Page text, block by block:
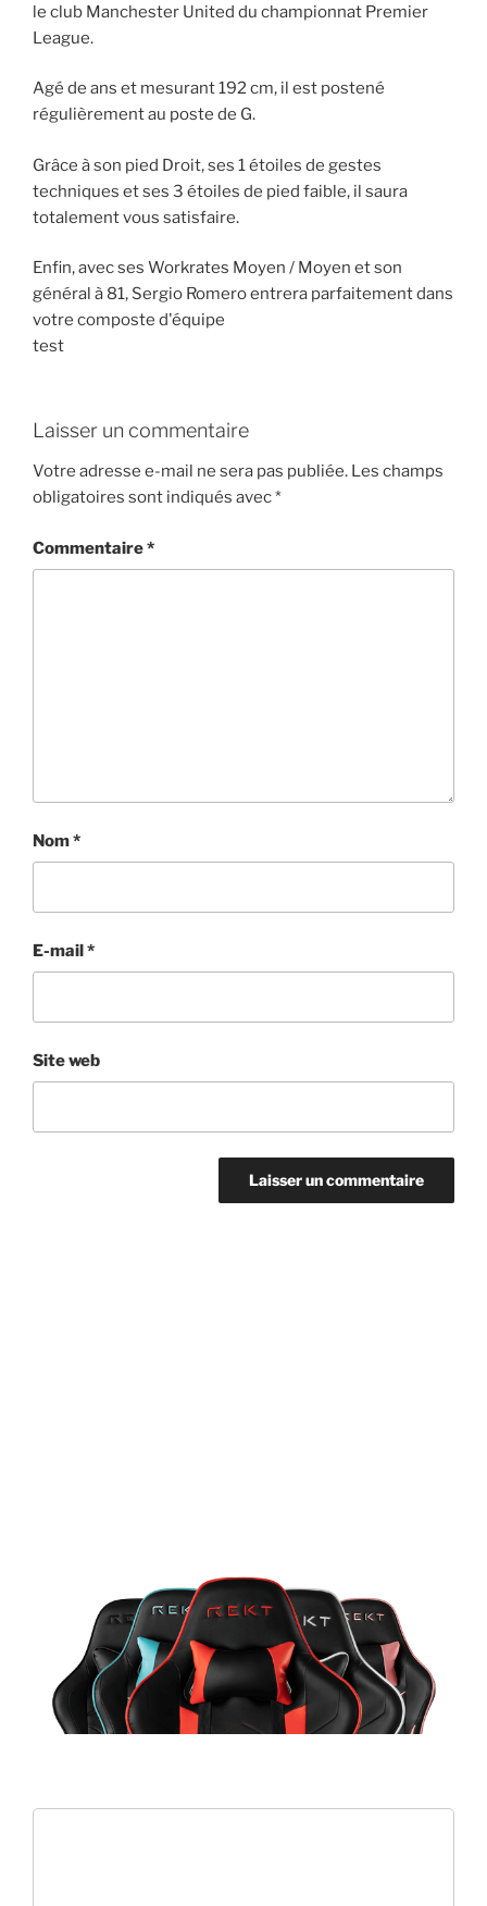
le club Manchester United du championnat Premier
League.
Agé de ans et mesurant 192 cm, il est postené
régulièrement au poste de G.
Grâce à son pied Droit, ses 1 étoiles de gestes
techniques et ses 3 étoiles de pied faible, il saura
totalement vous satisfaire.
Enfin, avec ses Workrates Moyen / Moyen et son
général à 81, Sergio Romero entrera parfaitement dans
votre composte d'équipe
test
Laisser un commentaire
Votre adresse e-mail ne sera pas publiée. Les champs
obligatoires sont indiqués avec*
Commentaire*
Nom*
E-mail*
Site web